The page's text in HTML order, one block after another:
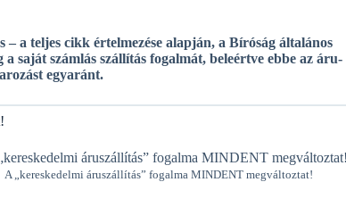
– a teljes cikk értelmezése alapján, a Bíróság általános
saját számlás szállítás fogalmát, beleértve ebbe az áru-
egyaránt.
A „kereskedelmi áruszállítás” fogalma MINDENT megváltoztat!